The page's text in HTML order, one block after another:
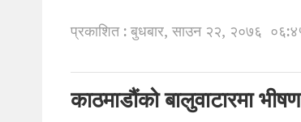
प्रकाशित : बुधबार, साउन २२, २०७६
काठमाडौंको बालुवाटारमा